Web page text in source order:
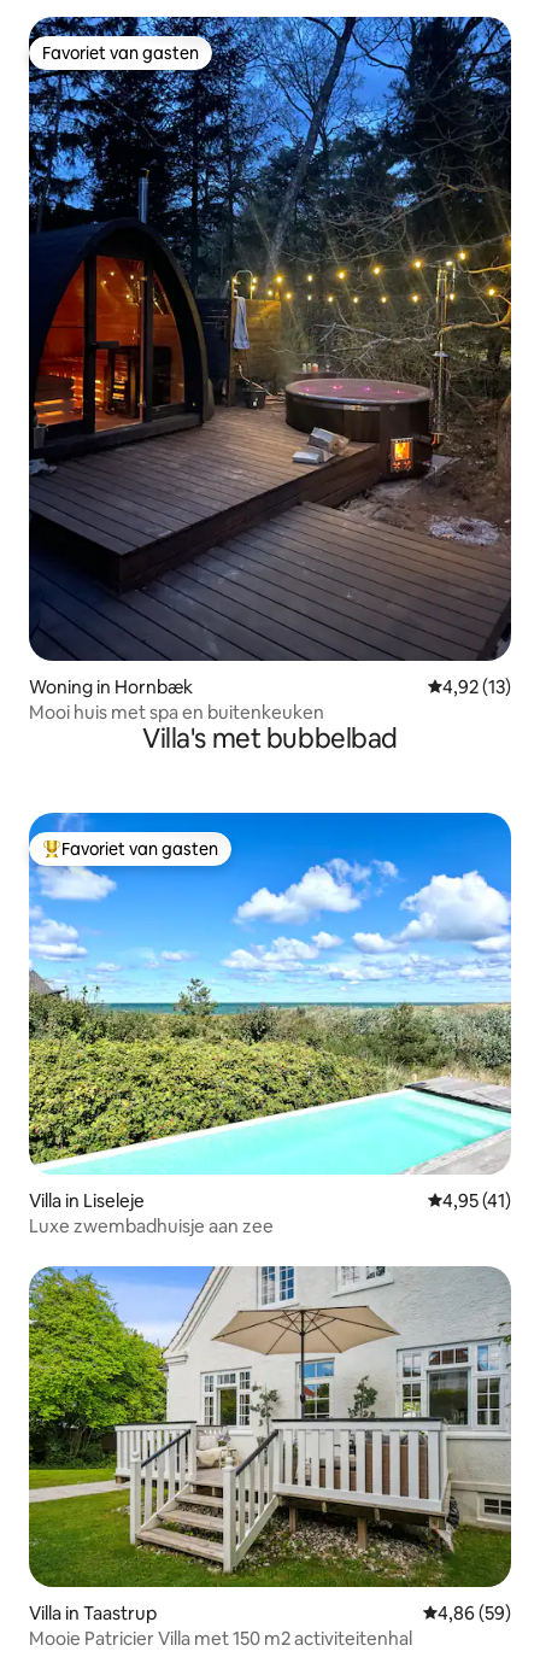
Favoriet van gasten
Favoriet van gasten
Woning in Hornbæk Gemiddelde
4,92 (13)
Mooi huis met spa en buitenkeuken
Villa's met bubbelbad
Topfavoriet van gasten
Favoriet van gasten
Villa in Liseleje Gemiddelde
4,95 (41)
Luxe zwembadhuisje aan zee
Villa in Taastrup Gemiddelde
4,86 (59)
Mooie Patricier Villa met 150 m2 activiteitenhal